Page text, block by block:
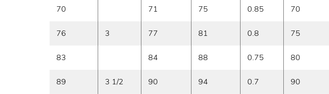
70 71 75 0.85 70
76 3 77 81 0.8 75
83 84 88 0.75 80
89 3 1/2 90 94 0.7 90